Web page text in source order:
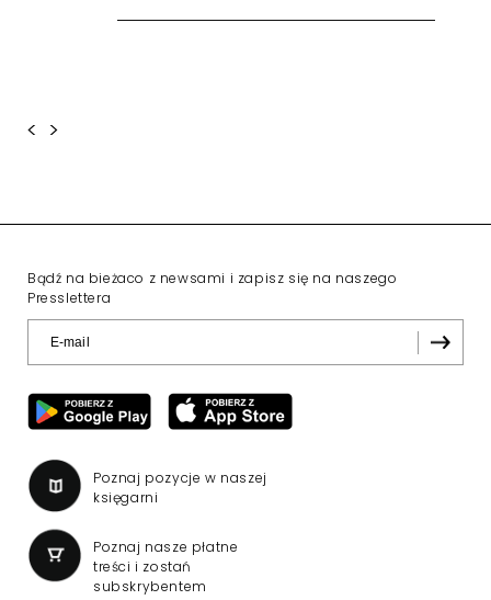
< >
Bądź na bieżaco z newsami i zapisz się na naszego
Presslettera
Poznaj pozycje w naszej
księgarni
Poznaj nasze płatne
treści i zostań
subskrybentem